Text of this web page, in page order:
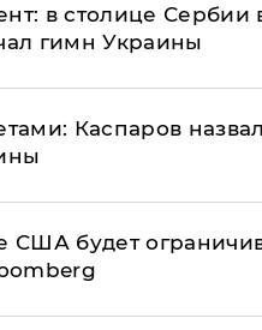
в столице Сербии
гимн Украины
Каспаров
США будет